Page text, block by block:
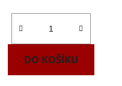
DO KOŠÍKU